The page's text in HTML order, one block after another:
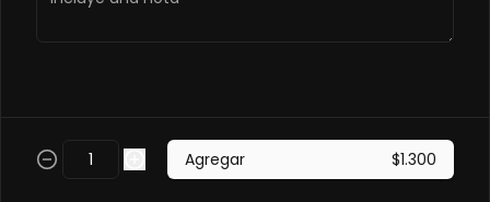
Envuelto en palta, cubierto con
salmon fresco, salsa acevichada y
toques de shichimi. Camaron furay,
Agregar $1.300